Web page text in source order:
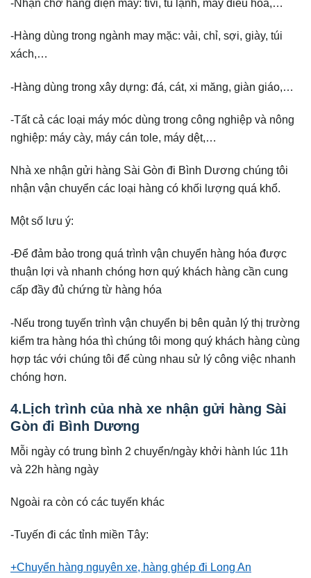
-Nhận chở hàng điện máy: tivi, tủ lạnh, máy điều hòa,…
-Hàng dùng trong ngành may mặc: vải, chỉ, sợi, giày, túi
xách,…
-Hàng dùng trong xây dựng: đá, cát, xi măng, giàn giáo,…
-Tất cả các loại máy móc dùng trong công nghiệp và nông
nghiệp: máy cày, máy cán tole, máy dệt,…
Nhà xe nhận gửi hàng Sài Gòn đi Bình Dương chúng tôi
nhận vận chuyển các loại hàng có khối lượng quá khổ.
Một số lưu ý:
-Để đảm bảo trong quá trình vận chuyển hàng hóa được
thuận lợi và nhanh chóng hơn quý khách hàng cần cung
cấp đầy đủ chứng từ hàng hóa
-Nếu trong tuyến trình vận chuyển bị bên quản lý thị trường
kiểm tra hàng hóa thì chúng tôi mong quý khách hàng cùng
hợp tác với chúng tôi để cùng nhau sử lý công việc nhanh
chóng hơn.
4.Lịch trình của nhà xe nhận gửi hàng Sài
Gòn đi Bình Dương
Mỗi ngày có trung bình 2 chuyển/ngày khởi hành lúc 11h
và 22h hàng ngày
Ngoài ra còn có các tuyến khác
-Tuyến đi các tỉnh miền Tây:
+Chuyển hàng nguyên xe, hàng ghép đi Long An